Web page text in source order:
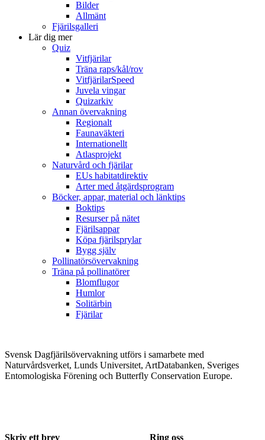
Bilder
Allmänt
Fjärilsgalleri
Lär dig mer
Quiz
Vitfjärilar
Träna raps/kål/rov
VitfjärilarSpeed
Juvela vingar
Quizarkiv
Annan övervakning
Regionalt
Faunaväkteri
Internationellt
Atlasprojekt
Naturvård och fjärilar
EUs habitatdirektiv
Arter med åtgärdsprogram
Böcker, appar, material och länktips
Boktips
Resurser på nätet
Fjärilsappar
Köpa fjärilsprylar
Bygg själv
Pollinatörsövervakning
Träna på pollinatörer
Blomflugor
Humlor
Solitärbin
Fjärilar
Svensk Dagfjärilsövervakning utförs i samarbete med
Naturvårdsverket, Lunds Universitet, ArtDatabanken, Sveriges
Entomologiska Förening och Butterfly Conservation Europe.
Skriv ett brev Ring oss